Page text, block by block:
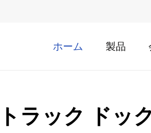
ホーム 製品
トラック ドッ